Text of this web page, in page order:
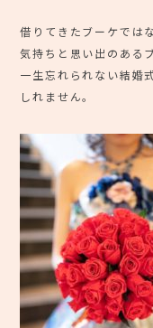
借りてきたブーケでは
気持ちと思い出のある
一生忘れられない結婚
しれません。